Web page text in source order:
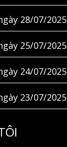
28/07/2025
25/07/2025
24/07/2025
23/07/2025